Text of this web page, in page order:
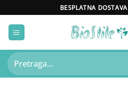
to
content
BESPLATNA
Pretraži: